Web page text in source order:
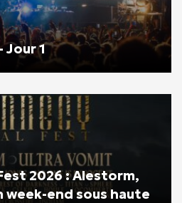
Jour 1
2026 : Alestorm,
week-end sous haute